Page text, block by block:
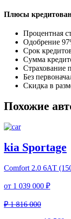
Плюсы
Процентная
Одобрение
Срок
Сумма
Страхование
Без
Скидка в
Похожие
kia Sportage
Comfort 2.0 6АТ
от 1 039 000 ₽
₽ 1 816 000